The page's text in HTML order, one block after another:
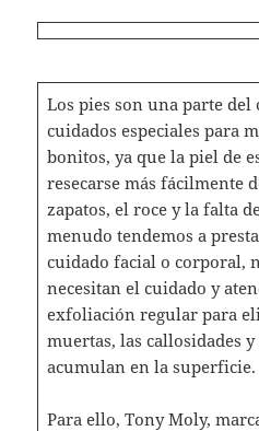
Los pies son una parte del
cuidados especiales para
bonitos, ya que la piel de
resecarse más fácilmente
zapatos, el roce y la falta
menudo tendemos a
cuidado facial o corporal,
necesitan el cuidado y
exfoliación regular para
muertas, las callosidades
acumulan en la superficie.
Para ello, Tony Moly,